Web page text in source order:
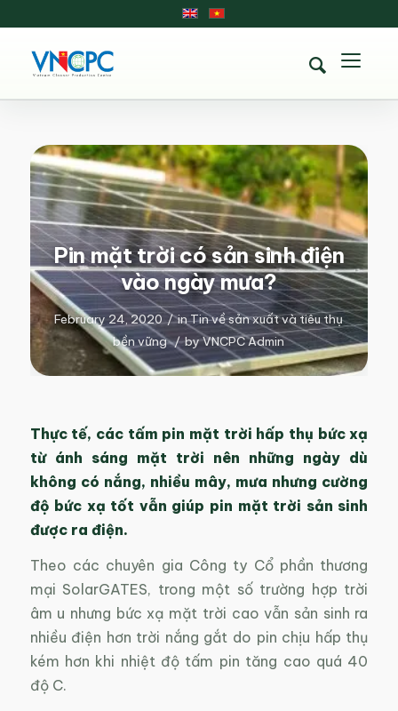
Pin mặt trời có sản sinh điện
vào ngày mưa?
February 24, 2020 / inTin về sản xuất và tiêu thụ
bền vững / byVNCPC Admin
Thực tế, các tấm pin mặt trời hấp thụ bức xạ
từ ánh sáng mặt trời nên những ngày dù
không có nắng, nhiều mây, mưa nhưng cường
độ bức xạ tốt vẫn giúp pin mặt trời sản sinh
được ra điện.
Theo các chuyên gia Công ty Cổ phần thương
mại SolarGATES, trong một số trường hợp trời
âm u nhưng bức xạ mặt trời cao vẫn sản sinh ra
nhiều điện hơn trời nắng gắt do pin chịu hấp thụ
kém hơn khi nhiệt độ tấm pin tăng cao quá 40
độ C.